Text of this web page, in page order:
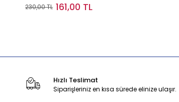
230,00 TL 161,00 TL
Hızlı Teslimat
Siparişleriniz en kısa sürede elinize ulaşır.